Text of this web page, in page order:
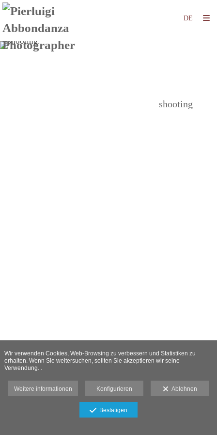
shooting
Wir verwenden Cookies, Web-Browsing zu verbessern und Statistiken zu
erhalten. Wenn Sie weitersuchen, sollten Sie akzeptieren wir seine
Verwendung. .
Weitere informationen Konfigurieren Ablehnen
Bestätigen